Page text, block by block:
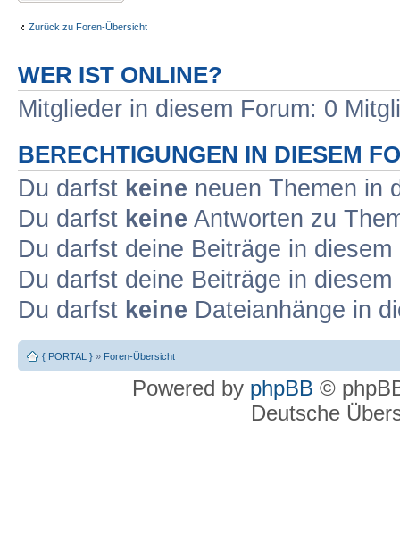
Zurück zu Foren-Übersicht
WER IST ONLINE?
Mitglieder in diesem Forum: 0
BERECHTIGUNGEN IN DIESEM
Du darfst keine neuen Themen in
Du darfst keine Antworten zu
Du darfst deine Beiträge in
Du darfst deine Beiträge in
Du darfst keine Dateianhänge in
{ PORTAL } » Foren-Übersicht
Powered by phpBB ©
Deutsche